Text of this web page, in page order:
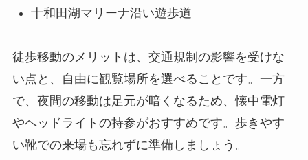
十和田湖マリーナ沿い遊歩道
徒歩移動のメリットは、交通規制の影響を受けな
い点と、自由に観覧場所を選べることです。一方
で、夜間の移動は足元が暗くなるため、懐中電灯
やヘッドライトの持参がおすすめです。歩きやす
い靴での来場も忘れずに準備しましょう。